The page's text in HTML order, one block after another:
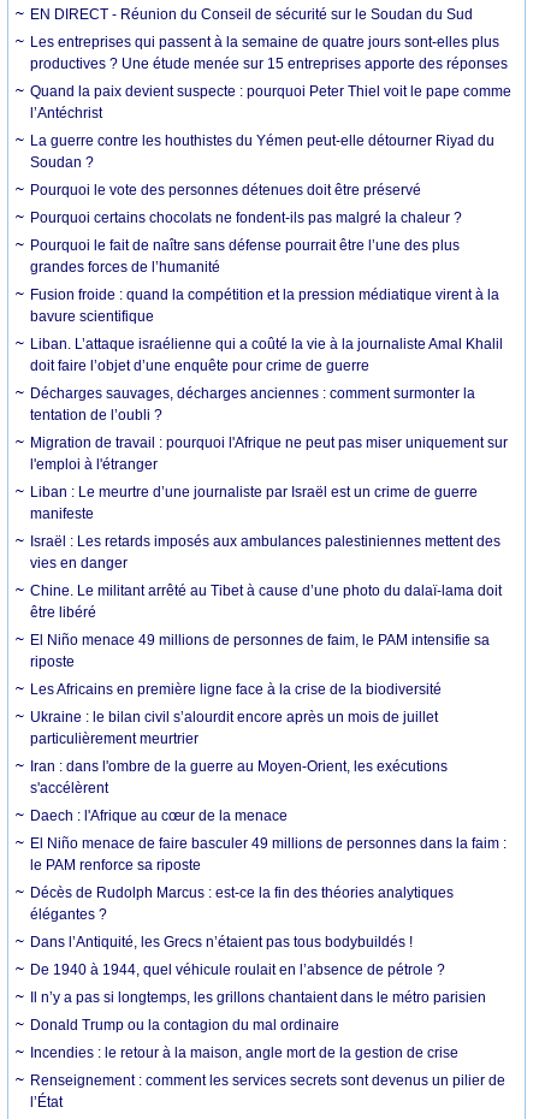
EN DIRECT - Réunion du Conseil de sécurité sur le Soudan du Sud
Les entreprises qui passent à la semaine de quatre jours sont-elles plus
productives ? Une étude menée sur 15 entreprises apporte des réponses
Quand la paix devient suspecte : pourquoi Peter Thiel voit le pape comme
l’Antéchrist
La guerre contre les houthistes du Yémen peut-elle détourner Riyad du
Soudan ?
Pourquoi le vote des personnes détenues doit être préservé
Pourquoi certains chocolats ne fondent-ils pas malgré la chaleur ?
Pourquoi le fait de naître sans défense pourrait être l’une des plus
grandes forces de l’humanité
Fusion froide : quand la compétition et la pression médiatique virent à la
bavure scientifique
Liban. L’attaque israélienne qui a coûté la vie à la journaliste Amal Khalil
doit faire l’objet d’une enquête pour crime de guerre
Décharges sauvages, décharges anciennes : comment surmonter la
tentation de l’oubli ?
Migration de travail : pourquoi l'Afrique ne peut pas miser uniquement sur
l'emploi à l'étranger
Liban : Le meurtre d’une journaliste par Israël est un crime de guerre
manifeste
Israël : Les retards imposés aux ambulances palestiniennes mettent des
vies en danger
Chine. Le militant arrêté au Tibet à cause d’une photo du dalaï-lama doit
être libéré
El Niño menace 49 millions de personnes de faim, le PAM intensifie sa
riposte
Les Africains en première ligne face à la crise de la biodiversité
Ukraine : le bilan civil s’alourdit encore après un mois de juillet
particulièrement meurtrier
Iran : dans l'ombre de la guerre au Moyen-Orient, les exécutions
s'accélèrent
Daech : l'Afrique au cœur de la menace
El Niño menace de faire basculer 49 millions de personnes dans la faim :
le PAM renforce sa riposte
Décès de Rudolph Marcus : est-ce la fin des théories analytiques
élégantes ?
Dans l’Antiquité, les Grecs n’étaient pas tous bodybuildés !
De 1940 à 1944, quel véhicule roulait en l’absence de pétrole ?
Il n’y a pas si longtemps, les grillons chantaient dans le métro parisien
Donald Trump ou la contagion du mal ordinaire
Incendies : le retour à la maison, angle mort de la gestion de crise
Renseignement : comment les services secrets sont devenus un pilier de
l’État